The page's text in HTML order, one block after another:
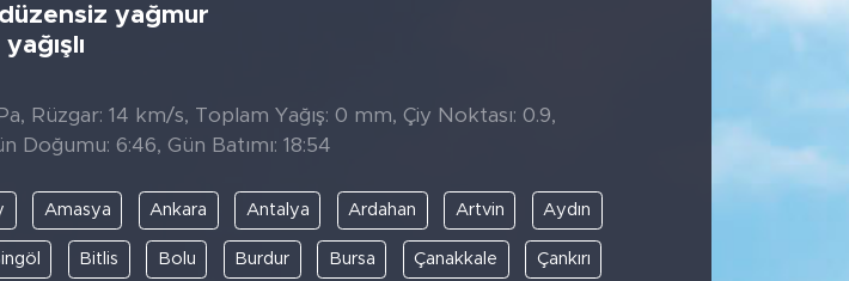
yağmur
yağışlı
Rüzgar: 14 km/s, Toplam Yağış: 0 mm, Çiy Noktası: 0.9,
Doğumu: 6:46, Gün Batımı: 18:54
Amasya Ankara Antalya Ardahan Artvin Aydın
Bitlis Bolu Burdur Bursa Çanakkale Çankırı